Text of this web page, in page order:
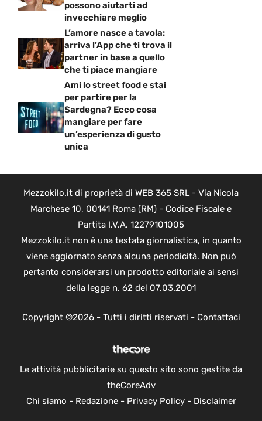
possono aiutarti ad
invecchiare meglio
L’amore nasce a tavola:
arriva l’App che ti trova il
partner in base a quello
che ti piace mangiare
Ami lo street food e stai
per partire per la
Sardegna? Ecco cosa
mangiare per fare
un’esperienza di gusto
unica
Mezzokilo.it di proprietà di WEB 365 SRL - Via Nicola
Marchese 10, 00141 Roma (RM) - Codice Fiscale e
Partita I.V.A. 12279101005
Mezzokilo.it non è una testata giornalistica, in quanto
viene aggiornato senza alcuna periodicità. Non può
pertanto considerarsi un prodotto editoriale ai sensi
della legge n. 62 del 07.03.2001
Copyright ©2026 - Tutti i diritti riservati - Contattaci
Le attività pubblicitarie su questo sito sono gestite da
theCoreAdv
Chi siamo - Redazione- Privacy Policy- Disclaimer